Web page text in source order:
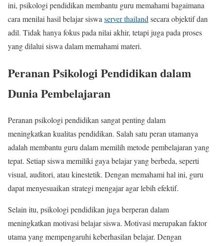
ini, psikologi pendidikan membantu guru memahami bagaimana
cara menilai hasil belajar siswa server thailand secara objektif dan
adil. Tidak hanya fokus pada nilai akhir, tetapi juga pada proses
yang dilalui siswa dalam memahami materi.
Peranan Psikologi Pendidikan dalam
Dunia Pembelajaran
Peranan psikologi pendidikan sangat penting dalam
meningkatkan kualitas pendidikan. Salah satu peran utamanya
adalah membantu guru dalam memilih metode pembelajaran yang
tepat. Setiap siswa memiliki gaya belajar yang berbeda, seperti
visual, auditori, atau kinestetik. Dengan memahami hal ini, guru
dapat menyesuaikan strategi mengajar agar lebih efektif.
Selain itu, psikologi pendidikan juga berperan dalam
meningkatkan motivasi belajar siswa. Motivasi merupakan faktor
utama yang mempengaruhi keberhasilan belajar. Dengan